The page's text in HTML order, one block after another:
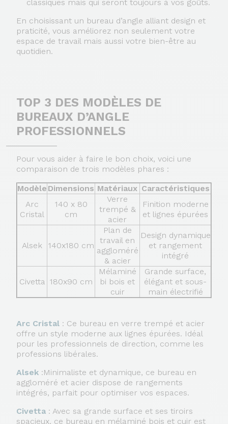
classiques mais qui seront toujours à vos goûts.
En choisissant un bureau d’angle alliant design et
praticité, vous améliorez non seulement votre
espace de travail mais aussi votre bien-être au
quotidien.
TOP 3 DES MODÈLES DE
BUREAUX D’ANGLE
PROFESSIONNELS
Pour vous aider à faire le bon choix, voici une
comparaison de trois modèles phares :
Modèle Dimensions Matériaux Caractéristiques
Arc
Cristal
140 x 80
cm
Verre
trempé &
acier
Finition moderne
et lignes épurées
Alsek 140x180 cm
Plan de
travail en
aggloméré
& acier
Design dynamique
et rangement
intégré
Civetta 180x90 cm
Mélaminé
bi bois et
cuir
Grande surface,
élégant et sous-
main électrifié
Arc Cristal : Ce bureau en verre trempé et acier
offre un style moderne aux lignes épurées. Idéal
pour les professionnels de direction, comme les
professions libérales.
Alsek :Minimaliste et dynamique, ce bureau en
aggloméré et acier dispose de rangements
intégrés, parfait pour optimiser vos espaces.
Civetta : Avec sa grande surface et ses tiroirs
spacieux, ce bureau en mélaminé bois et cuir est